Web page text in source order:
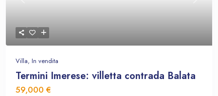
Villa, In vendita
Termini Imerese: villetta contrada Balata
59,000 €